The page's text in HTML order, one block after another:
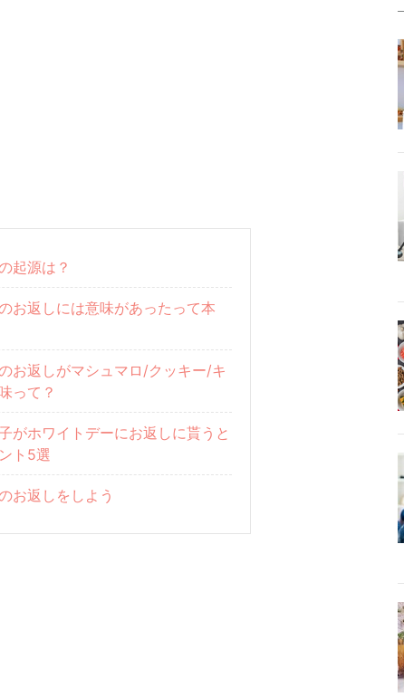
起源は？
お返しには意味があったって本
お返しがマシュマロ/クッキー/キ
って？
がホワイトデーにお返しに貰うと
ト5選
お返しをしよう